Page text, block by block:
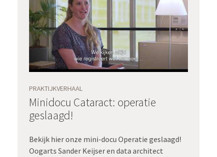
PRAKTIJKVERHAAL
Minidocu Cataract: operatie
geslaagd!
Bekijk hier onze mini-docu Operatie geslaagd!
Oogarts Sander Keijser en data architect